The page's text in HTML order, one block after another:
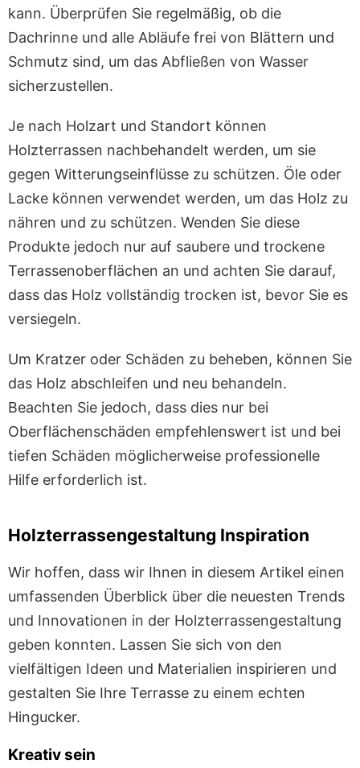
kann. Überprüfen Sie regelmäßig, ob die
Dachrinne und alle Abläufe frei von Blättern und
Schmutz sind, um das Abfließen von Wasser
sicherzustellen.
Je nach Holzart und Standort können
Holzterrassen nachbehandelt werden, um sie
gegen Witterungseinflüsse zu schützen. Öle oder
Lacke können verwendet werden, um das Holz zu
nähren und zu schützen. Wenden Sie diese
Produkte jedoch nur auf saubere und trockene
Terrassenoberflächen an und achten Sie darauf,
dass das Holz vollständig trocken ist, bevor Sie es
versiegeln.
Um Kratzer oder Schäden zu beheben, können Sie
das Holz abschleifen und neu behandeln.
Beachten Sie jedoch, dass dies nur bei
Oberflächenschäden empfehlenswert ist und bei
tiefen Schäden möglicherweise professionelle
Hilfe erforderlich ist.
Holzterrassengestaltung Inspiration
Wir hoffen, dass wir Ihnen in diesem Artikel einen
umfassenden Überblick über die neuesten Trends
und Innovationen in der Holzterrassengestaltung
geben konnten. Lassen Sie sich von den
vielfältigen Ideen und Materialien inspirieren und
gestalten Sie Ihre Terrasse zu einem echten
Hingucker.
Kreativ sein